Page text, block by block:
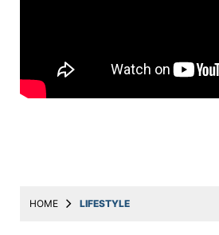
&
मराठी
HOME LIFESTYLE